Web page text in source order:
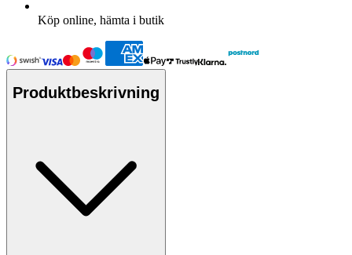
Köp online, hämta i butik
Produktbeskrivning